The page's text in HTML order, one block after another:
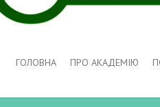
ГОЛОВНА ПРО АКАДЕМІЮ